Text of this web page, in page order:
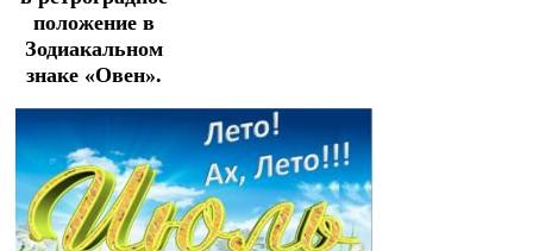
положение в
Зодиакальном
знаке «Овен».